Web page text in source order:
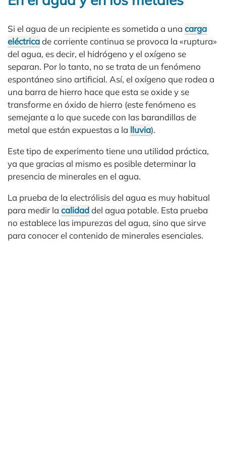
Si el agua de un recipiente es sometida a una carga
eléctricade corriente continua se provoca la «ruptura»
del agua, es decir, el hidrógeno y el oxígeno se
separan. Por lo tanto, no se trata de un fenómeno
espontáneo sino artificial. Así, el oxígeno que rodea a
una barra de hierro hace que esta se oxide y se
transforme en óxido de hierro (este fenómeno es
semejante a lo que sucede con las barandillas de
metal que están expuestas a la lluvia).
Este tipo de experimento tiene una utilidad práctica,
ya que gracias al mismo es posible determinar la
presencia de minerales en el agua.
La prueba de la electrólisis del agua es muy habitual
para medir la calidaddel agua potable. Esta prueba
no establece las impurezas del agua, sino que sirve
para conocer el contenido de minerales esenciales.